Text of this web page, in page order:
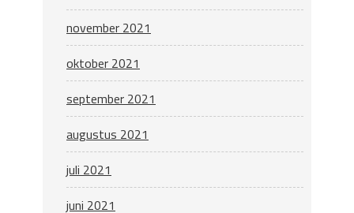
november 2021
oktober 2021
september 2021
augustus 2021
juli 2021
juni 2021